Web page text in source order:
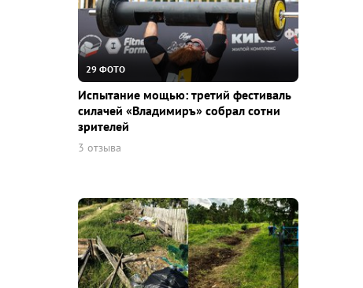
29 ФОТО
Испытание мощью: третий фестиваль
силачей «Владимиръ» собрал сотни
зрителей
3 отзыва